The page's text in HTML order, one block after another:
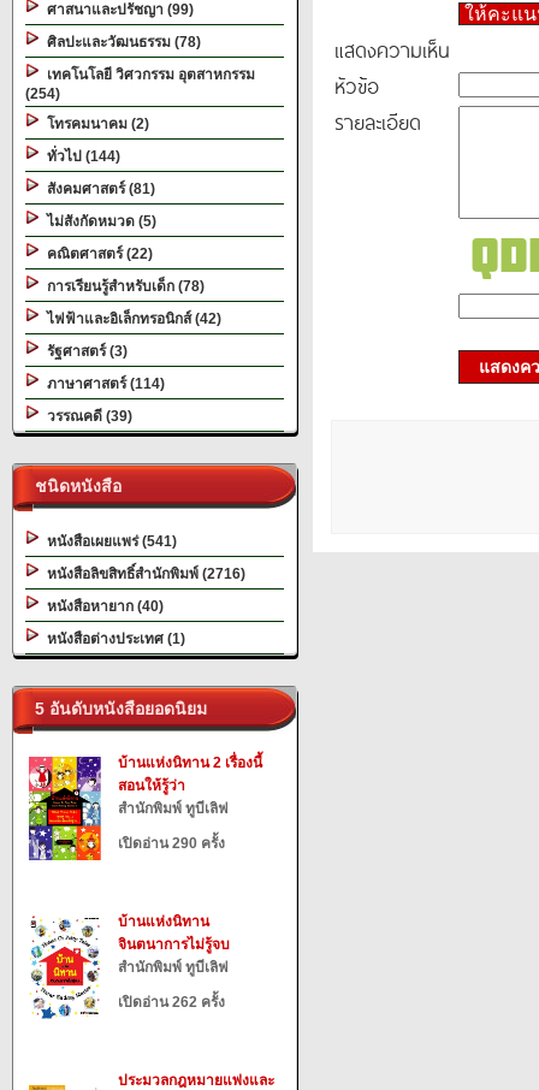
ศาสนาและปรัชญา (99)
ศิลปะและวัฒนธรรม (78)
เทคโนโลยี วิศวกรรม อุตสาหกรรม
(254)
โทรคมนาคม (2)
ทั่วไป (144)
สังคมศาสตร์ (81)
ไม่สังกัดหมวด (5)
คณิตศาสตร์ (22)
การเรียนรู้สำหรับเด็ก (78)
ไฟฟ้าและอิเล็กทรอนิกส์ (42)
รัฐศาสตร์ (3)
ภาษาศาสตร์ (114)
วรรณคดี (39)
ชนิดหนังสือ
หนังสือเผยแพร่ (541)
หนังสือลิขสิทธิ์สำนักพิมพ์ (2716)
หนังสือหายาก (40)
หนังสือต่างประเทศ (1)
5 อันดับหนังสือยอดนิยม
บ้านแห่งนิทาน 2 เรื่องนี้
สอนให้รู้ว่า
สำนักพิมพ์ ทูบีเลิฟ
เปิดอ่าน 290 ครั้ง
บ้านแห่งนิทาน
จินตนาการไม่รู้จบ
สำนักพิมพ์ ทูบีเลิฟ
เปิดอ่าน 262 ครั้ง
ประมวลกฎหมายแพ่งและ
ให้คะแ
แสดงความเห็น
หัวข้อ
รายละเอียด
แสดงค